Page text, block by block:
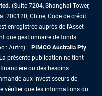
(Suite 7204, Shanghai Tower,
200120, Chine, Code de crédit
enregistrée auprès de l'Asset
que gestionnaire de fonds
: Autre). |
PIMCO Australia Pty
présente publication ne tient
ou des besoins
aux investisseurs de
vérifier que les informations du